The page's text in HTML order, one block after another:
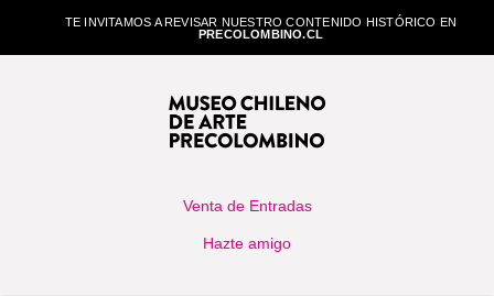
TE INVITAMOS A REVISAR NUESTRO CONTENIDO HISTÓRICO EN
PRECOLOMBINO.CL
Venta de Entradas
Hazte amigo